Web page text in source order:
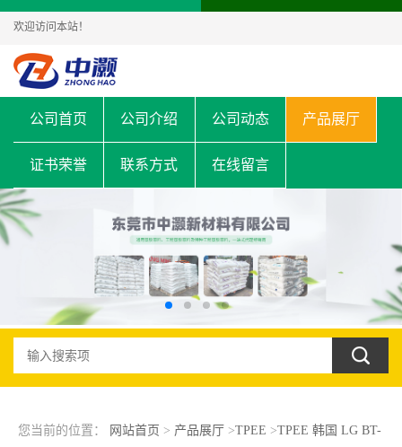
欢迎访问本站！
公司首页 公司介绍 公司动态 产品展厅
证书荣誉 联系方式 在线留言
您当前的位置： 网站首页 > 产品展厅>TPEE >TPEE 韩国 LG BT-